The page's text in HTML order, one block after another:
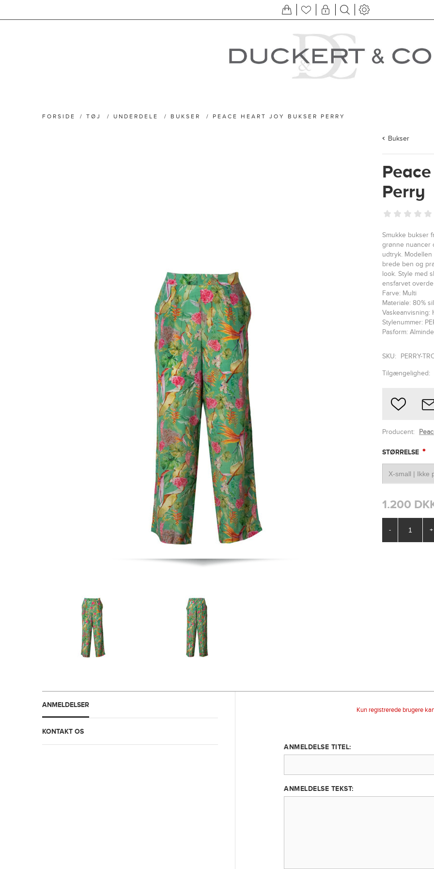
FORSIDE / TØJ / UNDERDELE / BUKSER / PEACE HEART JOY BUKSER PERRY
Bukser
Perry
Smukke bukser
grønne nuancer
udtryk.
brede ben og
look. Style med
ensfarvet
Farve: Multi
Materiale: 80%
Vaskeanvisning:
Stylenummer:
Pasform:
SKU: PERRY-
Tilgængelighed:
Producent:
STØRRELSE *
1.200
- +
ANMELDELSER
KONTAKT OS
Kun registrerede brugere
ANMELDELSE TITEL:
ANMELDELSE TEKST: